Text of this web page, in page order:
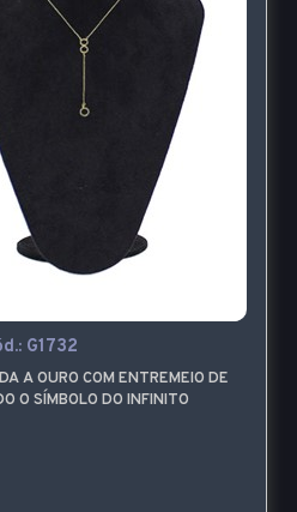
G1732
A OURO COM ENTREMEIO DE
O SÍMBOLO DO INFINITO